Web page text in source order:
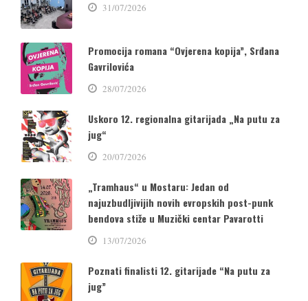
31/07/2026
Promocija romana “Ovjerena kopija”, Srđana
Gavrilovića
28/07/2026
Uskoro 12. regionalna gitarijada „Na putu za
jug“
20/07/2026
„Tramhaus“ u Mostaru: Jedan od
najuzbudljivijih novih evropskih post-punk
bendova stiže u Muzički centar Pavarotti
13/07/2026
Poznati finalisti 12. gitarijade “Na putu za
jug”